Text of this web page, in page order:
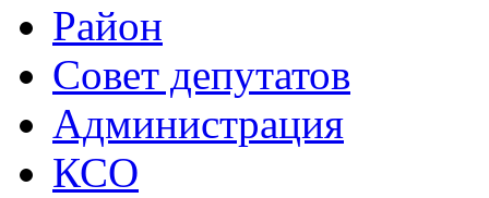
Район
Совет депутатов
Администрация
КСО